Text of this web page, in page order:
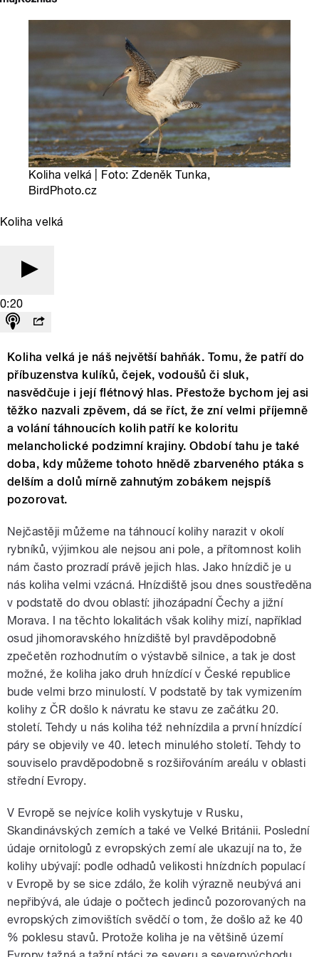
Koliha velká | Foto: Zdeněk Tunka,
BirdPhoto.cz
Koliha velká
0:20
Koliha velká je náš největší bahňák. Tomu, že patří do
příbuzenstva kulíků, čejek, vodoušů či sluk,
nasvědčuje i její flétnový hlas. Přestože bychom jej asi
těžko nazvali zpěvem, dá se říct, že zní velmi příjemně
a volání táhnoucích kolih patří ke koloritu
melancholické podzimní krajiny. Období tahu je také
doba, kdy můžeme tohoto hnědě zbarveného ptáka s
delším a dolů mírně zahnutým zobákem nejspíš
pozorovat.
Nejčastěji můžeme na táhnoucí kolihy narazit v okolí
rybníků, výjimkou ale nejsou ani pole, a přítomnost kolih
nám často prozradí právě jejich hlas. Jako hnízdič je u
nás koliha velmi vzácná. Hnízdiště jsou dnes soustředěna
v podstatě do dvou oblastí: jihozápadní Čechy a jižní
Morava. I na těchto lokalitách však kolihy mizí, například
osud jihomoravského hnízdiště byl pravděpodobně
zpečetěn rozhodnutím o výstavbě silnice, a tak je dost
možné, že koliha jako druh hnízdící v České republice
bude velmi brzo minulostí. V podstatě by tak vymizením
kolihy z ČR došlo k návratu ke stavu ze začátku 20.
století. Tehdy u nás koliha též nehnízdila a první hnízdící
páry se objevily ve 40. letech minulého století. Tehdy to
souviselo pravděpodobně s rozšiřováním areálu v oblasti
střední Evropy.
V Evropě se nejvíce kolih vyskytuje v Rusku,
Skandinávských zemích a také ve Velké Británii. Poslední
údaje ornitologů z evropských zemí ale ukazují na to, že
kolihy ubývají: podle odhadů velikosti hnízdních populací
v Evropě by se sice zdálo, že kolih výrazně neubývá ani
nepřibývá, ale údaje o počtech jedinců pozorovaných na
evropských zimovištích svědčí o tom, že došlo až ke 40
% poklesu stavů. Protože koliha je na většině území